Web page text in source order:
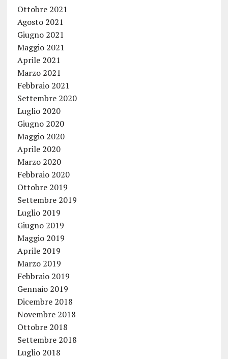
Ottobre 2021
Agosto 2021
Giugno 2021
Maggio 2021
Aprile 2021
Marzo 2021
Febbraio 2021
Settembre 2020
Luglio 2020
Giugno 2020
Maggio 2020
Aprile 2020
Marzo 2020
Febbraio 2020
Ottobre 2019
Settembre 2019
Luglio 2019
Giugno 2019
Maggio 2019
Aprile 2019
Marzo 2019
Febbraio 2019
Gennaio 2019
Dicembre 2018
Novembre 2018
Ottobre 2018
Settembre 2018
Luglio 2018